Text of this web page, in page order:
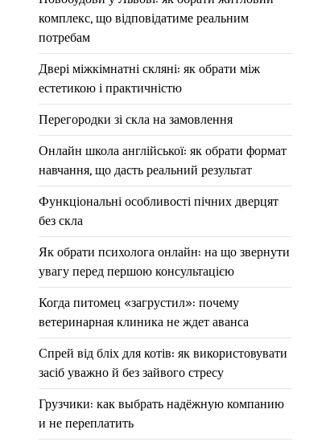
комплекс, що відповідатиме реальним
потребам
Двері міжкімнатні скляні: як обрати між
естетикою і практичністю
Перегородки зі скла на замовлення
Онлайн школа англійської: як обрати формат
навчання, що дасть реальний результат
Функціональні особливості пічних дверцят
без скла
Як обрати психолога онлайн: на що звернути
увагу перед першою консультацією
Когда питомец «загрустил»: почему
ветеринарная клиника не ждет аванса
Спрей від бліх для котів: як використовувати
засіб уважно й без зайвого стресу
Грузчики: как выбрать надёжную компанию
и не переплатить